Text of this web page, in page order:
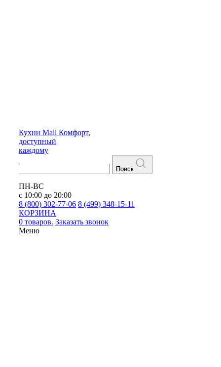
Кухни Mall Комфорт,
доступный
каждому
Поиск
ПН-ВС
с 10:00 до 20:00
8 (800) 302-77-06 8 (499) 348-15-11
КОРЗИНА
0 товаров. Заказать звонок
Меню